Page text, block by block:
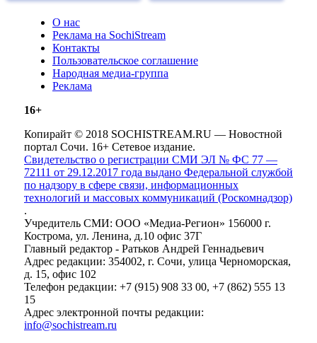
О нас
Реклама на SochiStream
Контакты
Пользовательское соглашение
Народная медиа-группа
Реклама
16+
Копирайт © 2018 SOCHISTREAM.RU — Новостной
портал Сочи. 16+ Сетевое издание.
Свидетельство о регистрации СМИ ЭЛ № ФС 77 —
72111 от 29.12.2017 года выдано Федеральной службой
по надзору в сфере связи, информационных
технологий и массовых коммуникаций (Роскомнадзор)
.
Учредитель СМИ: ООО «Медиа-Регион» 156000 г.
Кострома, ул. Ленина, д.10 офис 37Г
Главный редактор - Ратьков Андрей Геннадьевич
Адрес редакции: 354002, г. Сочи, улица Черноморская,
д. 15, офис 102
Телефон редакции: +7 (915) 908 33 00, +7 (862) 555 13
15
Адрес электронной почты редакции:
info@sochistream.ru